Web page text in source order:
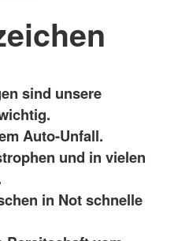
sind unsere
Auto-Unfall.
und in vielen
in Not schnelle